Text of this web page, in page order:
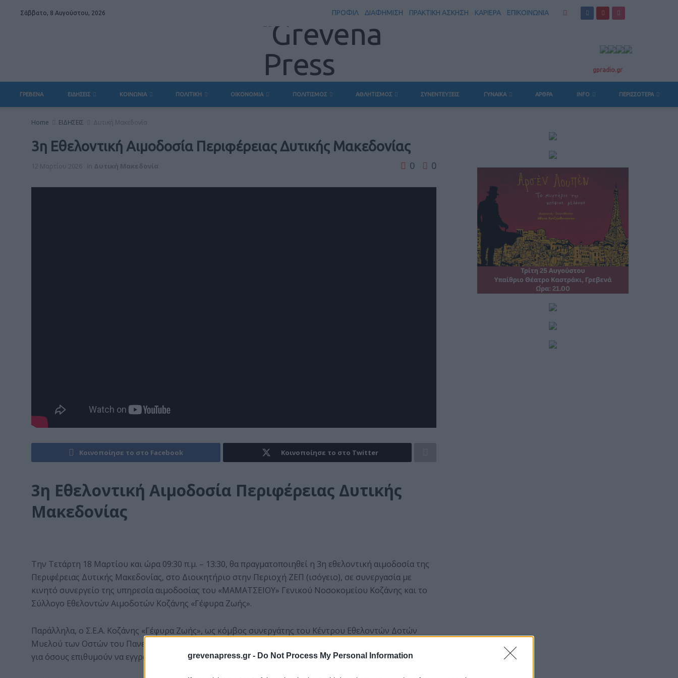
grevenapress.gr - Do Not Process My Personal Information
Σάββατο, 8 Αυγούστου, 2026 ΠΡΟΦΙΛ ΔΙΑΦΗΜΙΣΗ ΠΡΑΚΤΙΚΗ ΑΣΚΗΣΗ ΚΑΡΙΕΡΑ ΕΠΙΚΟΙΝΩΝΙΑ
gpradio.gr
ΓΡΕΒΕΝΑ ΕΙΔΗΣΕΙΣ ΚΟΙΝΩΝΙΑ ΠΟΛΙΤΙΚΗ ΟΙΚΟΝΟΜΙΑ ΠΟΛΙΤΙΣΜΟΣ ΑΘΛΗΤΙΣΜΟΣ ΣΥΝΕΝΤΕΥΞΕΙΣ ΓΥΝΑΙΚΑ ΆΡΘΡΑ INFO ΠΕΡΙΣΣΟΤΕΡΑ
Home ΕΙΔΗΣΕΙΣ Δυτική Μακεδονία
3η Εθελοντική Αιμοδοσία Περιφέρειας Δυτικής Μακεδονίας
12 Μαρτίου 2026 in Δυτική Μακεδονία 0 0
Κοινοποίησε το στο Facebook Κοινοποίησε το στο Twitter
3η Εθελοντική Αιμοδοσία Περιφέρειας Δυτικής
Μακεδονίας
Την Τετάρτη 18 Μαρτίου και ώρα 09:30 π.μ. – 13:30, θα πραγματοποιηθεί η 3η εθελοντική αιμοδοσία της
Περιφέρειας Δυτικής Μακεδονίας, στο Διοικητήριο στην Περιοχή ΖΕΠ (ισόγειο), σε συνεργασία με
κινητό συνεργείο της υπηρεσία αιμοδοσίας του «ΜΑΜΑΤΣΕΙΟΥ» Γενικού Νοσοκομείου Κοζάνης και το
Σύλλογο Εθελοντών Αιμοδοτών Κοζάνης «Γέφυρα Ζωής».
Παράλληλα, ο Σ.Ε.Α. Κοζάνης «Γέφυρα Ζωής», ως κόμβος συνεργάτης του Κέντρου Εθελοντών Δοτών
Μυελού των Οστών του Πανεπιστημίου Πατρών (ΚΕΔΜΟΠ), θα πραγματοποιεί λήψη δείγματος σάλιου
για όσους επιθυμούν να εγγραφούν ως εθελοντές δότες μυελού των οστών.